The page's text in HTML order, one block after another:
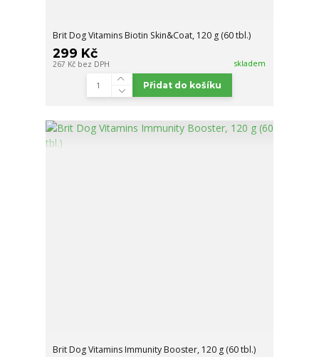
Brit Dog Vitamins Biotin Skin&Coat, 120 g (60 tbl.)
299 Kč
267 Kč bez DPH skladem
Přidat do košíku
Brit Dog Vitamins Immunity Booster, 120 g (60 tbl.)